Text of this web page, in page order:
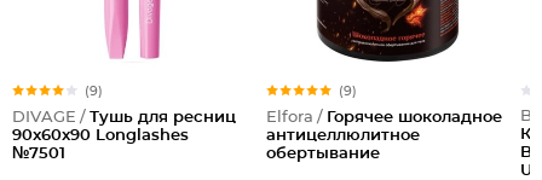
(9)
DIVAGE / Тушь для ресниц
90x60x90 Longlashes
№7501
(9)
Elfora / Горячее шоколадное
антицеллюлитное
обертывание